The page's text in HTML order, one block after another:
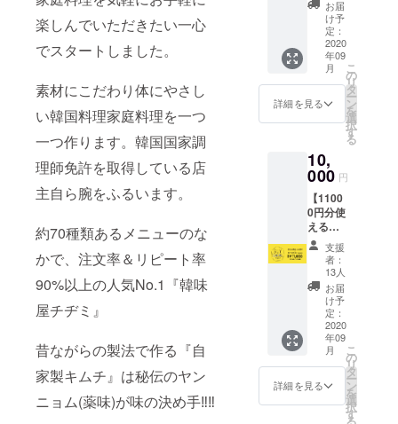
楽しんでいただきたい一心
でスタートしました。
素材にこだわり体にやさし
い韓国料理家庭料理を一つ
一つ作ります。韓国国家調
理師免許を取得している店
主自ら腕をふるいます。
約70種類あるメニューのな
かで、注文率＆リピート率
90%以上の人気No.1『韓味
屋チヂミ』
昔ながらの製法で作る『自
家製キムチ』は秘伝のヤン
ニョム(薬味)が味の決め手‼︎‼︎
セージ
をお伝
えしま
す。 ※
カード
は2020
年9月1
店舗に
てお受
け取り
くださ
い。 ※
有効期
限は
2021年
2月末日
までと
なりま
す。 ※
有効期
限を過
ぎます
と、残
高は無
ド】 ・
店舗で
使える
5500円
分の食
券カー
ドをお
渡しい
たしま
カード
受け渡
し時
に、店
舗ス
タッフ
より心
からの
お礼の
メッ
セージ
をお伝
えしま
す。 ※
カード
は2020
年9月1
お届
け予
定：
2020
年09
月
詳細を見る
こ
の
リ
タ
ー
ン
を
選
択
す
る
10,
000 円
【1100
0円分使
えるの
BUY
LOCAL
nagoya
カー
ド】 ・
店舗で
使える
11000
円分の
食券
カード
をお渡
しいた
支援
者：
13人
お届
け予
定：
2020
年09
月
詳細を見る
こ
の
リ
タ
ー
ン
を
選
択
す